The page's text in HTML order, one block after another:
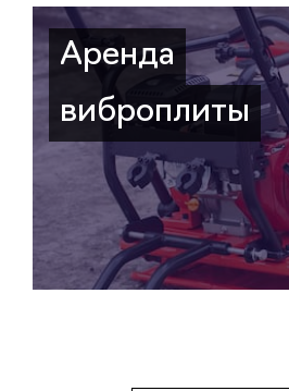
Аренда
виброплиты